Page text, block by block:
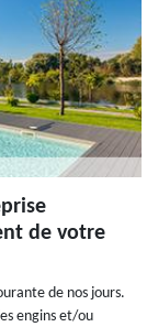
de votre
de nos jours.
engins et/ou